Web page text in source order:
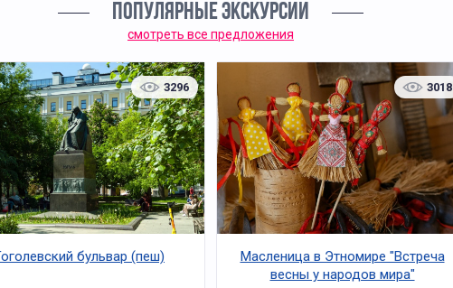
ПОПУЛЯРНЫЕ ЭКСКУРСИИ
смотреть все предложения
3296
бульвар (пеш)
3018
Масленица в Этномире "Встреча
весны у народов мира"